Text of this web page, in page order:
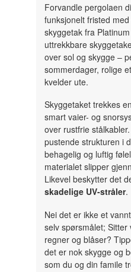
Forvandle pergolaen
funksjonelt fristed
skyggetak fra
uttrekkbare
over sol og skygge –
sommerdager, rolige
kvelder ute.
Skyggetaket trekkes
smart vaier- og
over rustfrie
pustende strukturen i
behagelig og luftig
materialet slipper
Likevel beskytter det
skadelige UV-stråler.
Nei det er ikke et
selv spørsmålet;
regner og blåser?
det er nok skygge og
som du og din famile